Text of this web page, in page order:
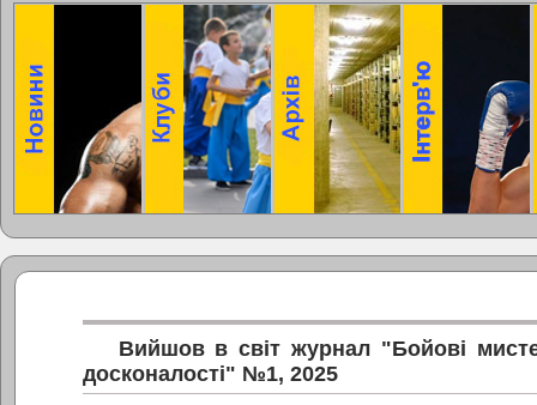
Вийшов в світ журнал "Бойові
досконалості" №1, 2025